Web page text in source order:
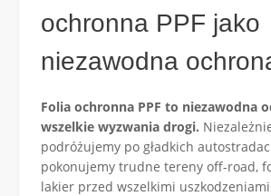
ochronna PPF jako
niezawodna
Folia ochronna PPF to niezawodna
wszelkie wyzwania drogi.
podróżujemy po gładkich
pokonujemy trudne tereny off-road,
lakier przed wszelkimi